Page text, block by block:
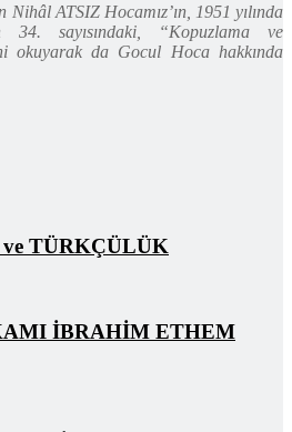
ATSIZ Hocamız’ın, 1951 yılında
34. sayısındaki, “Kopuzlama ve
okuyarak da Gocul Hoca hakkında
TÜRKÇÜLÜK
İBRAHİM ETHEM